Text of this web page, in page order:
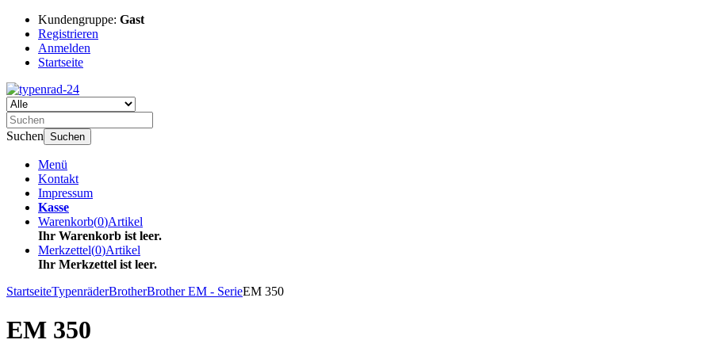
Kundengruppe: Gast
Registrieren
Anmelden
Startseite
Suchen Suchen
Menü
Kontakt
Impressum
Kasse
Warenkorb(0)Artikel
Ihr Warenkorb ist leer.
Merkzettel(0)Artikel
Ihr Merkzettel ist leer.
StartseiteTypenräderBrotherBrother EM - SerieEM 350
EM 350